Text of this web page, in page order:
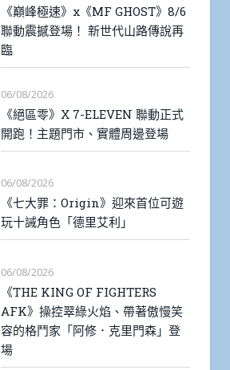
《巔峰極速》x《MF GHOST》8/6
聯動震撼登場！ 新世代山路傳說再
臨
06/08/2026
《絕區零》X 7-ELEVEN 聯動正式
開跑！主題門市、實體周邊登場
06/08/2026
《七大罪：Origin》迎來首位可遊
玩十誡角色「德里艾利」
06/08/2026
《THE KING OF FIGHTERS
AFK》操控翠綠火焰、帶著傲慢笑
容的格鬥家「阿修．克里門森」登
場